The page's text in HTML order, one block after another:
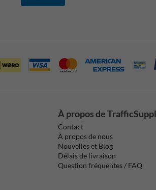
À propos de
Contact
À propos de nous
Nouvelles et Blog
Délais de livraison
Question fréquentes / FAQ